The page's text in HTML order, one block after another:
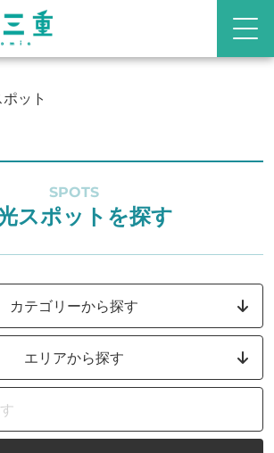
ット
SPOTS
スポットを探す
カテゴリーから探す
エリアから探す